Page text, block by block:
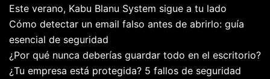
Este verano, Kabu Blanu System sigue a tu lado
Cómo detectar un email falso antes de abrirlo: guía
esencial de seguridad
¿Por qué nunca deberías guardar todo en el escritorio?
¿Tu empresa está protegida? 5 fallos de seguridad